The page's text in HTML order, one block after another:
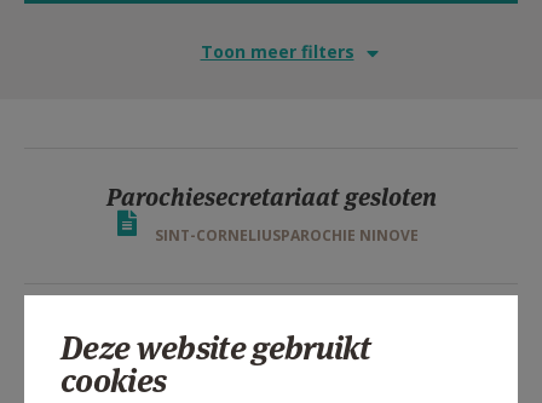
Toon meer filters
Parochiesecretariaat gesloten
SINT-CORNELIUSPAROCHIE NINOVE
Zomerse zondagen
PASTORALE EENHEID MOZES - HEIST-OP-DEN-BERG - PUTTE
Deze website gebruikt
cookies